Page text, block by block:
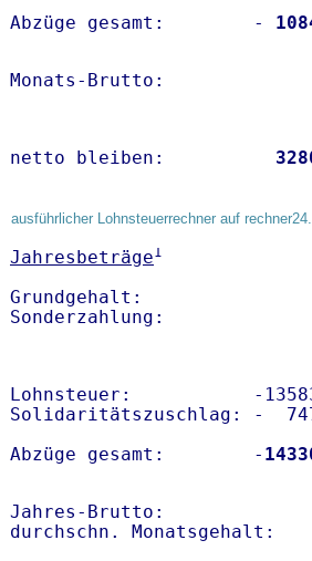
Abzüge gesamt:        -
Monats-
netto bleiben:
ausführlicher Lohnsteuerrechner auf
Jahresbeträge1
Grundgehalt:
Lohnsteuer:           -
Solidaritätszuschlag: -
Abzüge gesamt:        -
Jahres-